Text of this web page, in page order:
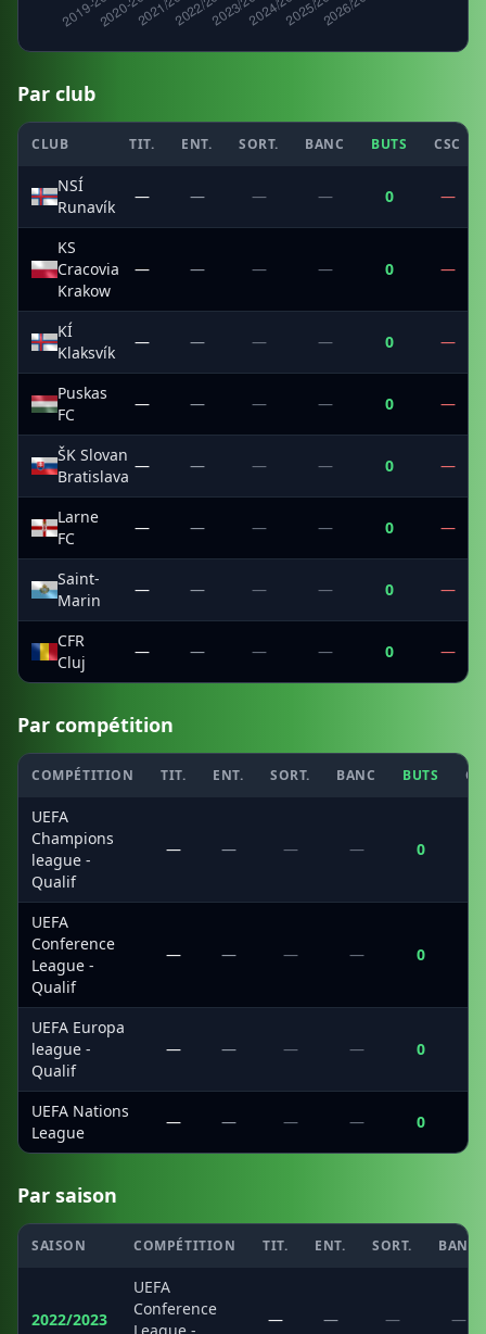
Par club
CLUB TIT. ENT. SORT. BANC BUTS CSC
NSÍ
Runavík
— — — — 0 —
KS
Cracovia
Krakow
— — — — 0 —
KÍ
Klaksvík
— — — — 0 —
Puskas
FC
— — — — 0 —
ŠK Slovan
Bratislava
— — — — 0 —
Larne
FC
— — — — 0 —
Saint-
Marin
— — — — 0 —
CFR
Cluj
— — — — 0 —
Par compétition
COMPÉTITION TIT. ENT. SORT. BANC BUTS
UEFA
Champions
league -
Qualif
— — — — 0
UEFA
Conference
League -
Qualif
— — — — 0
UEFA Europa
league -
Qualif
— — — — 0
UEFA Nations
League
— — — — 0
Par saison
SAISON COMPÉTITION TIT. ENT. SORT. BANC
2022/2023
UEFA
Conference
— — — —